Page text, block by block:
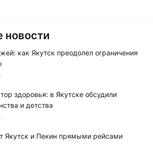
новости
как Якутск преодолел ограничения
здоровья: в Якутске обсудили
и детства
Якутск и Пекин прямыми рейсами